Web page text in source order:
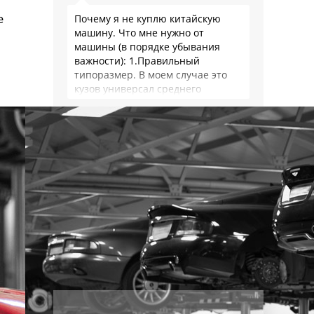
Почему я не куплю китайскую
машину. Что мне нужно от
машины (в порядке убывания
важности): 1.Правильный
типоразмер. В моем случае это
кузов универсал среднего
быть уверенным, что она меня
везде довезет и …
Наша экспертиза
подержанных автомобилей